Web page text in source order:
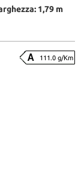
1,79 m
111.0 g/Km